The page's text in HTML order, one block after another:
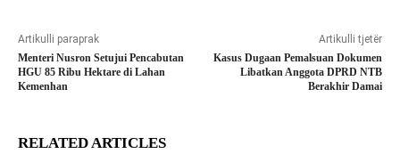
Artikulli paraprak
Menteri Nusron Setujui Pencabutan
HGU 85 Ribu Hektare di Lahan
Kemenhan
Artikulli tjetër
Kasus Dugaan Pemalsuan Dokumen
Libatkan Anggota DPRD NTB
Berakhir Damai
RELATED ARTICLES